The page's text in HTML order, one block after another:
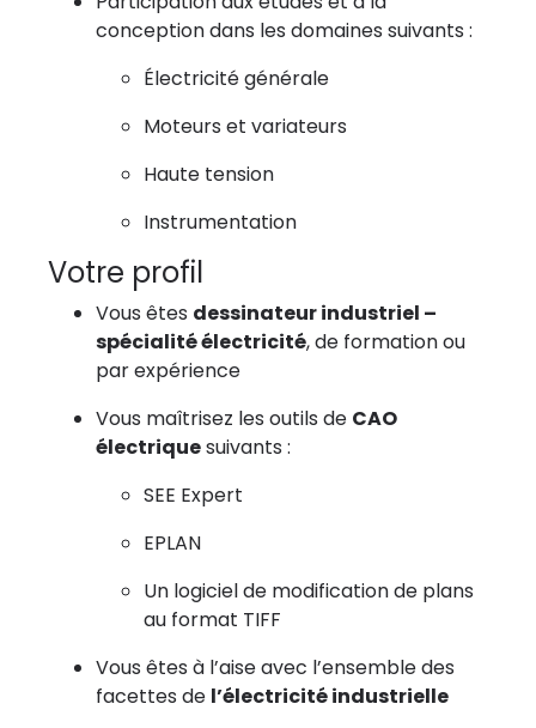
conception dans les domaines suivants :
Électricité générale
Moteurs et variateurs
Haute tension
Instrumentation
Votre profil
Vous êtes dessinateur industriel –
spécialité électricité, de formation ou
par expérience
Vous maîtrisez les outils de CAO
électriquesuivants :
SEE Expert
EPLAN
Un logiciel de modification de plans
au format TIFF
Vous êtes à l’aise avec l’ensemble des
facettes de l’électricité industrielle